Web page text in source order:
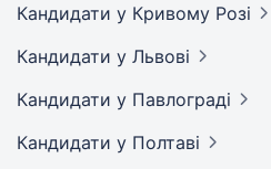
Кандидати у Кривому Розі
Кандидати у Львові
Кандидати у Павлограді
Кандидати у Полтаві